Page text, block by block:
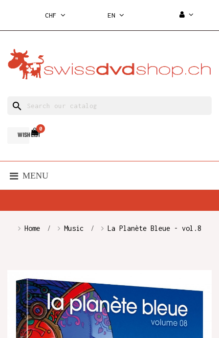
CHF EN
search
WISH LIST
0
MENU
Home Music La Planète Bleue - vol.8